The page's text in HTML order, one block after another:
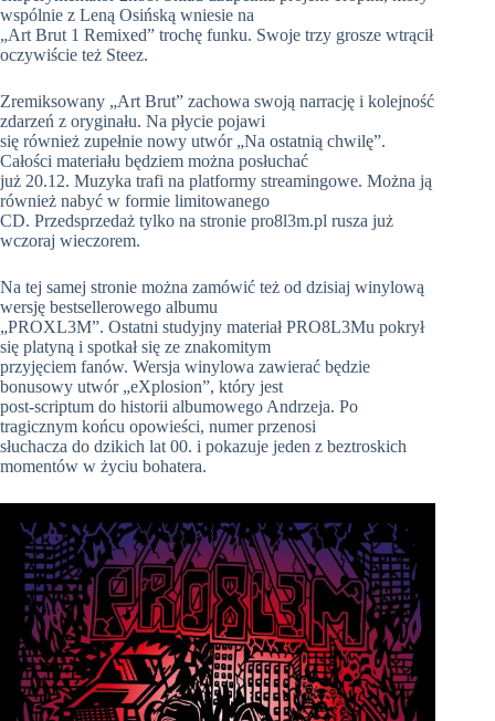
wspólnie z Leną Osińską wniesie na
„Art Brut 1 Remixed” trochę funku. Swoje trzy grosze wtrącił
oczywiście też Steez.
Zremiksowany „Art Brut” zachowa swoją narrację i kolejność
zdarzeń z oryginału. Na płycie pojawi
się również zupełnie nowy utwór „Na ostatnią chwilę”.
Całości materiału będziem można posłuchać
już 20.12. Muzyka trafi na platformy streamingowe. Można ją
również nabyć w formie limitowanego
CD. Przedsprzedaż tylko na stronie pro8l3m.pl rusza już
wczoraj wieczorem.
Na tej samej stronie można zamówić też od dzisiaj winylową
wersję bestsellerowego albumu
„PROXL3M”. Ostatni studyjny materiał PRO8L3Mu pokrył
się platyną i spotkał się ze znakomitym
przyjęciem fanów. Wersja winylowa zawierać będzie
bonusowy utwór „eXplosion”, który jest
post-scriptum do historii albumowego Andrzeja. Po
tragicznym końcu opowieści, numer przenosi
słuchacza do dzikich lat 00. i pokazuje jeden z beztroskich
momentów w życiu bohatera.